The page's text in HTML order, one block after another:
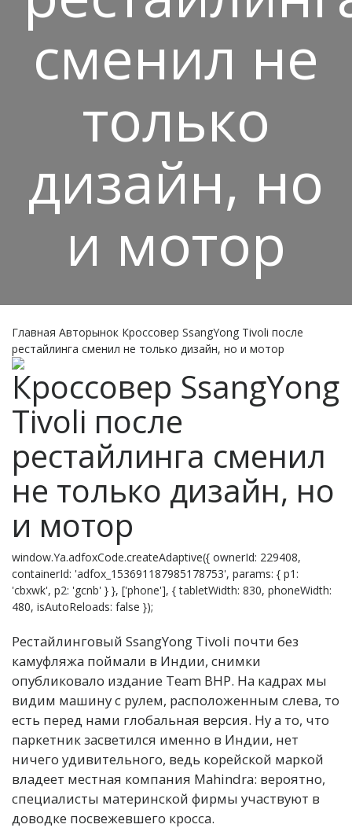
сменил не
только
дизайн, но
и мотор
Главная Авторынок Кроссовер SsangYong Tivoli после
рестайлинга сменил не только дизайн, но и мотор
Кроссовер SsangYong
Tivoli после
рестайлинга сменил
не только дизайн, но
и мотор
window.Ya.adfoxCode.createAdaptive({ ownerId: 229408,
containerId: 'adfox_153691187985178753', params: { p1:
'cbxwk', p2: 'gcnb' } }, ['phone'], { tabletWidth: 830, phoneWidth:
480, isAutoReloads: false });
Рестайлинговый SsangYong Tivoli почти без
камуфляжа поймали в Индии, снимки
опубликовало издание Team BHP. На кадрах мы
видим машину с рулем, расположенным слева, то
есть перед нами глобальная версия. Ну а то, что
паркетник засветился именно в Индии, нет
ничего удивительного, ведь корейской маркой
владеет местная компания Mahindra: вероятно,
специалисты материнской фирмы участвуют в
доводке посвежевшего кросса.